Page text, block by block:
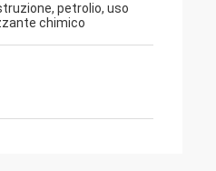
petrolio, uso
chimico